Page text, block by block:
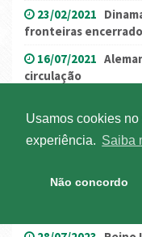
Usamos cookies
experiência.
Não concordo
23/02/2021
fronteiras
16/07/2021
circulação
restrições em
02/10/2023 GNR
transporte